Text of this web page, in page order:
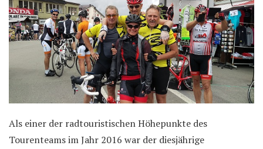
Als einer der radtouristischen Höhepunkte des
Tourenteams im Jahr 2016 war der diesjährige